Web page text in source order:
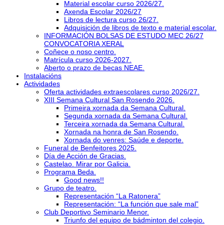
Material escolar curso 2026/27.
Axenda Escolar 2026/27
Libros de lectura curso 26/27.
Adquisición de libros de texto e material escolar.
INFORMACIÓN BOLSAS DE ESTUDO MEC 26/27
CONVOCATORIA XERAL
Coñece o noso centro.
Matrícula curso 2026-2027.
Aberto o prazo de becas NEAE.
Instalacións
Actividades
Oferta actividades extraescolares curso 2026/27.
XIII Semana Cultural San Rosendo 2026.
Primeira xornada da Semana Cultural.
Segunda xornada da Semana Cultural.
Terceira xornada da Semana Cultural.
Xornada na honra de San Rosendo.
Xornada do venres: Saúde e deporte.
Funeral de Benfeitores 2025.
Día de Acción de Gracias.
Castelao. Mirar por Galicia.
Programa Beda.
Good news!!
Grupo de teatro.
Representación “La Ratonera”
Representación: “La función que sale mal”
Club Deportivo Seminario Menor.
Triunfo del equipo de bádminton del colegio.